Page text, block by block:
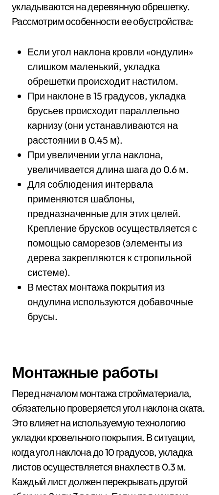
укладываются на деревянную обрешетку.
Рассмотрим особенности ее обустройства:
Если угол наклона кровли «ондулин»
слишком маленький, укладка
обрешетки происходит настилом.
При наклоне в 15 градусов, укладка
брусьев происходит параллельно
карнизу (они устанавливаются на
расстоянии в 0.45 м).
При увеличении угла наклона,
увеличивается длина шага до 0.6 м.
Для соблюдения интервала
применяются шаблоны,
предназначенные для этих целей.
Крепление брусков осуществляется с
помощью саморезов (элементы из
дерева закрепляются к стропильной
системе).
В местах монтажа покрытия из
ондулина используются добавочные
брусы.
Монтажные работы
Перед началом монтажа стройматериала,
обязательно проверяется угол наклона ската.
Это влияет на используемую технологию
укладки кровельного покрытия. В ситуации,
когда угол наклона до 10 градусов, укладка
листов осуществляется внахлест в 0.3 м.
Каждый лист должен перекрывать другой